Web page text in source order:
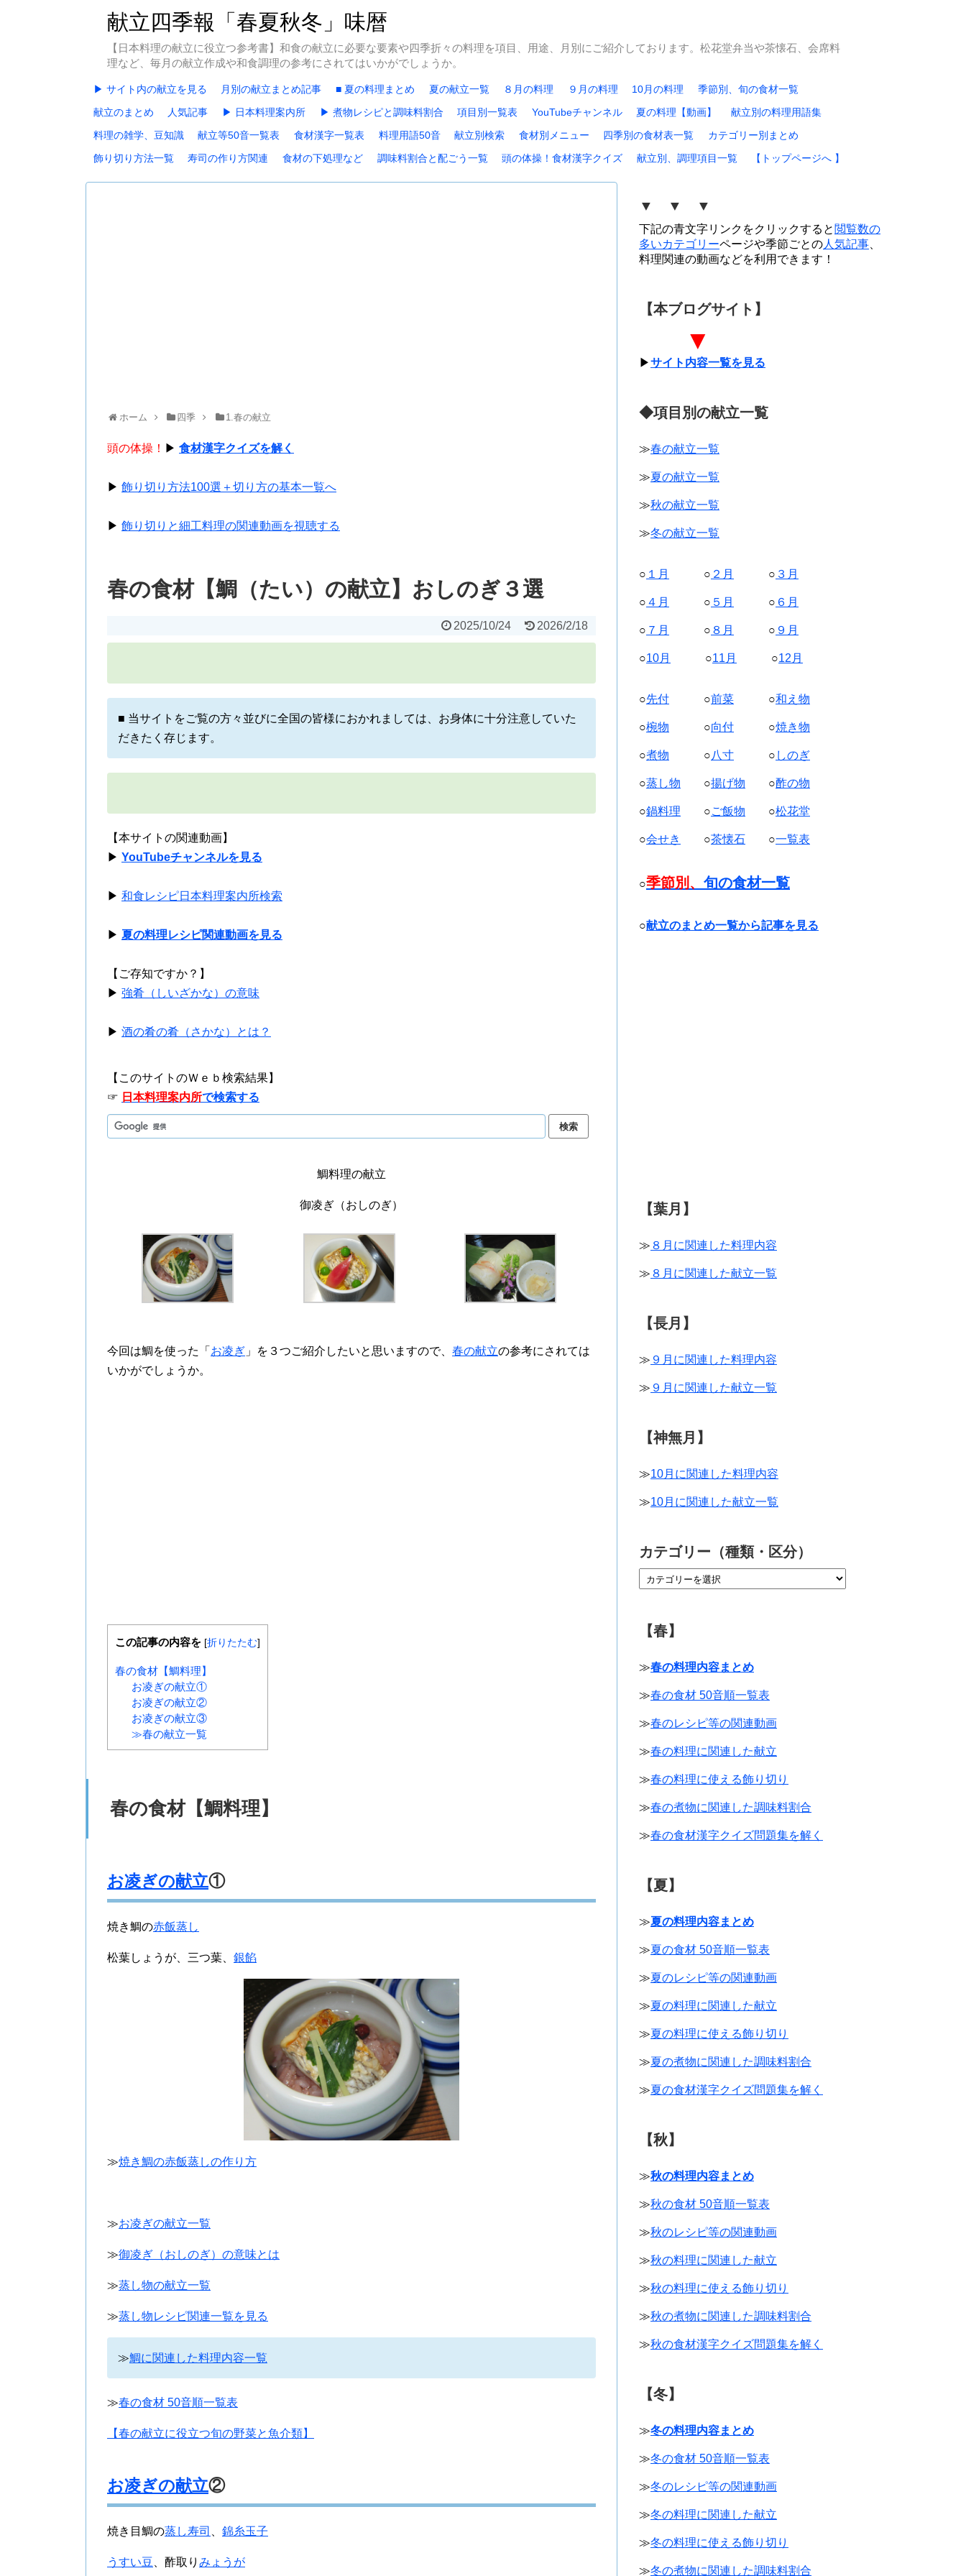
献立四季報「春夏秋冬」味暦
【日本料理の献立に役立つ参考書】和食の献立に必要な要素や四季折々の料理を項目、用途、月別にご紹介しております。松花堂弁当や茶懐石、会席料
理など、毎月の献立作成や和食調理の参考にされてはいかがでしょうか。
▶ サイト内の献立を見る 月別の献立まとめ記事 ■ 夏の料理まとめ 夏の献立一覧 ８月の料理 ９月の料理 10月の料理
季節別、旬の食材一覧
献立のまとめ
人気記事 ▶ 日本料理案内所 ▶ 煮物レシピと調味料割合 項目別一覧表 YouTubeチャンネル 夏の料理【動画】
献立別の料理用語集
料理の雑学、豆知識
献立等50音一覧表 食材漢字一覧表 料理用語50音 献立別検索 食材別メニュー 四季別の食材表一覧
カテゴリー別まとめ
飾り切り方法一覧
寿司の作り方関連 食材の下処理など 調味料割合と配ごう一覧 頭の体操！食材漢字クイズ 献立別、調理項目一覧 【トップページへ 】
ホーム 四季 1.春の献立
頭の体操！ ▶ 食材漢字クイズを解く
▶ 飾り切り方法100選＋切り方の基本一覧へ
▶ 飾り切りと細工料理の関連動画を視聴する
春の食材【鯛（たい）の献立】おしのぎ３選
2025/10/24 2026/2/18
■ 当サイトをご覧の方々並びに全国の皆様におかれましては、お身体に十分注意していた
だきたく存じます。
【本サイトの関連動画】
▶ YouTubeチャンネルを見る
▶ 和食レシピ日本料理案内所検索
▶ 夏の料理レシピ関連動画を見る
【ご存知ですか？】
▶ 強肴（しいざかな）の意味
▶ 酒の肴の肴（さかな）とは？
【このサイトのＷｅｂ検索結果】
☞ 日本料理案内所で検索する
鯛料理の献立
御凌ぎ（おしのぎ）
今回は鯛を使った「 お凌ぎ 」を ３つご紹介したいと思いますので、 春の献立の参考にされては
いかがでしょうか。
この記事の内容を [折りたたむ]
春の食材【鯛料理】
お凌ぎの献立①
お凌ぎの献立②
お凌ぎの献立③
≫春の献立一覧
春の食材【鯛料理】
お凌ぎの献立①
焼き鯛の赤飯蒸し
松葉しょうが、三つ葉、 銀餡
≫焼き鯛の赤飯蒸しの作り方
≫お凌ぎの献立一覧
≫御凌ぎ（おしのぎ）の意味とは
≫蒸し物の献立一覧
≫蒸し物レシピ関連一覧を見る
≫鯛に関連した料理内容一覧
≫春の食材 50音順一覧表
【春の献立に役立つ旬の野菜と魚介類】
お凌ぎの献立②
焼き目鯛の蒸し寿司 錦糸玉子
うすい豆 、酢取り みょうが
▼ ▼ ▼
下記の青文字リンクをクリックすると 閲覧数の
多いカテゴリーページや季節ごとの人気記事
料理関連の動画などを利用できます！
【本ブログサイト】
▼
▶サイト内容一覧を見る
◆項目別の献立一覧
≫春の献立一覧
≫夏の献立一覧
≫秋の献立一覧
≫冬の献立一覧
○ １月 ○ ２月 ○ ３月
○ ４月 ○ ５月 ○ ６月
○ ７月 ○ ８月 ○ ９月
○10月 ○11月 ○12月
○先付 ○前菜 ○和え物
○椀物 ○向付 ○焼き物
○煮物 ○八寸 ○ しのぎ
○蒸し物 ○揚げ物 ○酢の物
○鍋料理 ○ご飯物 ○松花堂
○会せき ○茶懐石 ○一覧表
○季節別、 旬の食材一覧
○献立のまとめ一覧から記事を見る
【葉月】
≫ ８月に関連した料理内容
≫ ８月に関連した献立一覧
【長月】
≫ ９月に関連した料理内容
≫ ９月に関連した献立一覧
【神無月】
≫10月に関連した料理内容
≫10月に関連した献立一覧
カテゴリー（種類・区分）
【春】
≫春の料理内容まとめ
≫春の食材 50音順一覧表
≫春のレシピ等の関連動画
≫春の料理に関連した献立
≫春の料理に使える飾り切り
≫春の煮物に関連した調味料割合
≫春の食材漢字クイズ問題集を解く
【夏】
≫夏の料理内容まとめ
≫夏の食材 50音順一覧表
≫夏のレシピ等の関連動画
≫夏の料理に関連した献立
≫夏の料理に使える飾り切り
≫夏の煮物に関連した調味料割合
≫夏の食材漢字クイズ問題集を解く
【秋】
≫秋の料理内容まとめ
≫秋の食材 50音順一覧表
≫秋のレシピ等の関連動画
≫秋の料理に関連した献立
≫秋の料理に使える飾り切り
≫秋の煮物に関連した調味料割合
≫秋の食材漢字クイズ問題集を解く
【冬】
≫冬の料理内容まとめ
≫冬の食材 50音順一覧表
≫冬のレシピ等の関連動画
≫冬の料理に関連した献立
≫冬の料理に使える飾り切り
≫冬の煮物に関連した調味料割合